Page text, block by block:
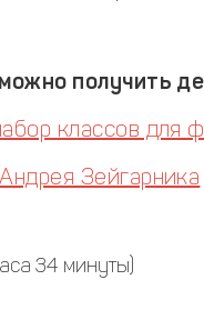
получить
классов для
Зейгарника
34 минуты)